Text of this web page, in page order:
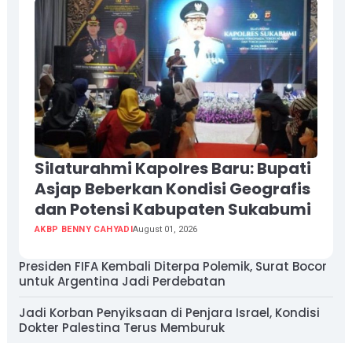
Silaturahmi Kapolres Baru: Bupati
Asjap Beberkan Kondisi Geografis
dan Potensi Kabupaten Sukabumi
AKBP BENNY CAHYADIAugust 01, 2026
Presiden FIFA Kembali Diterpa Polemik, Surat Bocor
untuk Argentina Jadi Perdebatan
Jadi Korban Penyiksaan di Penjara Israel, Kondisi
Dokter Palestina Terus Memburuk